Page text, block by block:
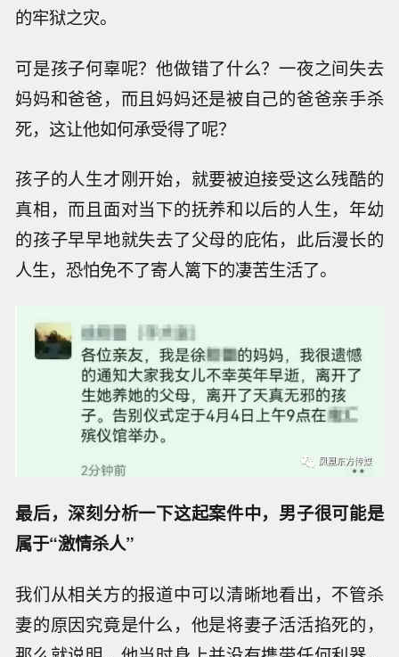
的牢狱之灾。
可是孩子何辜呢？他做错了什么？一夜之间失去
妈妈和爸爸，而且妈妈还是被自己的爸爸亲手杀
死，这让他如何承受得了呢？
孩子的人生才刚开始，就要被迫接受这么残酷的
真相，而且面对当下的抚养和以后的人生，年幼
的孩子早早地就失去了父母的庇佑，此后漫长的
人生，恐怕免不了寄人篱下的凄苦生活了。
最后，深刻分析一下这起案件中，男子很可能是
属于“激情杀人”
我们从相关方的报道中可以清晰地看出，不管杀
妻的原因究竟是什么，他是将妻子活活掐死的，